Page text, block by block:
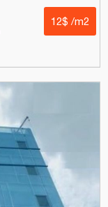
12$ /m2